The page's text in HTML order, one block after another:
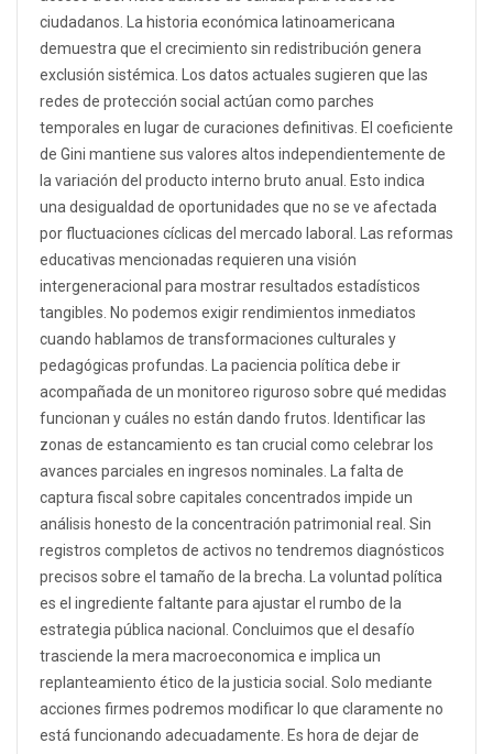
ciudadanos. La historia económica latinoamericana
demuestra que el crecimiento sin redistribución genera
exclusión sistémica. Los datos actuales sugieren que las
redes de protección social actúan como parches
temporales en lugar de curaciones definitivas. El coeficiente
de Gini mantiene sus valores altos independientemente de
la variación del producto interno bruto anual. Esto indica
una desigualdad de oportunidades que no se ve afectada
por fluctuaciones cíclicas del mercado laboral. Las reformas
educativas mencionadas requieren una visión
intergeneracional para mostrar resultados estadísticos
tangibles. No podemos exigir rendimientos inmediatos
cuando hablamos de transformaciones culturales y
pedagógicas profundas. La paciencia política debe ir
acompañada de un monitoreo riguroso sobre qué medidas
funcionan y cuáles no están dando frutos. Identificar las
zonas de estancamiento es tan crucial como celebrar los
avances parciales en ingresos nominales. La falta de
captura fiscal sobre capitales concentrados impide un
análisis honesto de la concentración patrimonial real. Sin
registros completos de activos no tendremos diagnósticos
precisos sobre el tamaño de la brecha. La voluntad política
es el ingrediente faltante para ajustar el rumbo de la
estrategia pública nacional. Concluimos que el desafío
trasciende la mera macroeconomica e implica un
replanteamiento ético de la justicia social. Solo mediante
acciones firmes podremos modificar lo que claramente no
está funcionando adecuadamente. Es hora de dejar de